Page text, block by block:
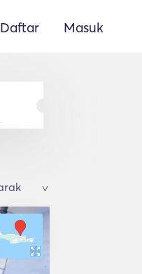
Daftar Masuk
>